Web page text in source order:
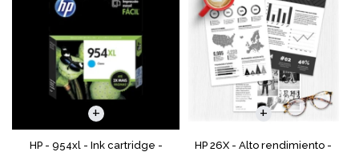
HP - 954xl - Ink cartridge -
HP 26X - Alto rendimiento -